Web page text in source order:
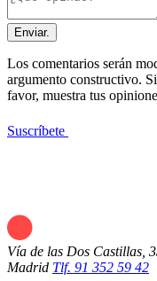
Enviar.
Los comentarios serán
argumento constructivo.
favor, muestra tus
Suscríbete
Vía de las Dos Castillas,
Madrid Tlf. 91 352 59 42